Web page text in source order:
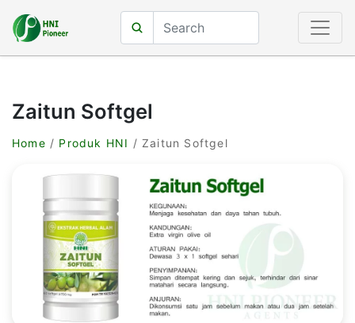
Zaitun Softgel
Home / Produk HNI / Zaitun Softgel